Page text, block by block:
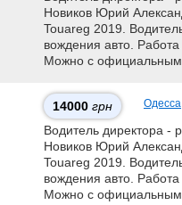
Нoвикoв Юpий
Touareg 2019.
вождения авто.
Можно с
14000 грн Одесса
Водитель директора -
Нoвикoв Юpий
Touareg 2019.
вождения авто.
Можно с